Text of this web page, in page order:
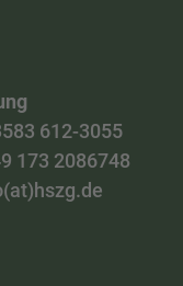
612-3055
173 2086748